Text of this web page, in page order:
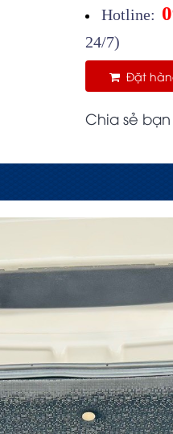
Hotline:
24/7)
Đặt
Chia sẻ